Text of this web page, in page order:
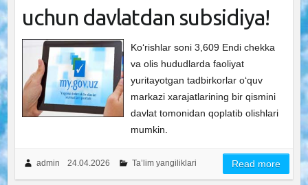
uchun davlatdan subsidiya!
Ko‘rishlar soni 3,609 Endi chekka
va olis hududlarda faoliyat
yuritayotgan tadbirkorlar o‘quv
markazi xarajatlarining bir qismini
davlat tomonidan qoplatib olishlari
mumkin.
admin 24.04.2026 Ta’lim yangiliklari Read more